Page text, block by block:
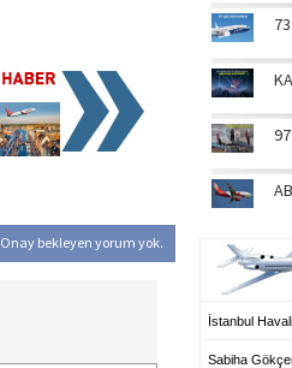
Onay bekleyen yorum yok.
İstanbul
Sabiha